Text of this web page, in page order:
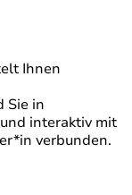
Ihnen
Sie in
interaktiv mit
verbunden.